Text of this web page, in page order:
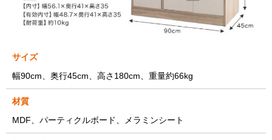
サイズ
幅90cm、奥行45cm、高さ180cm、重量約66kg
材質
MDF、パーティクルボード、メラミンシート